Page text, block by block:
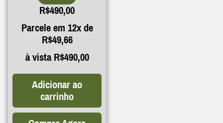
R$490,00
Parcele em 12x de
R$49,66
à vistaR$490,00
Adicionar ao
carrinho